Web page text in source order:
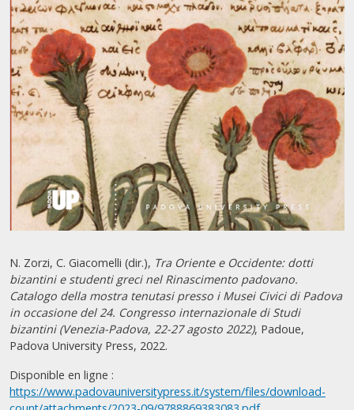
N. Zorzi, C. Giacomelli (dir.), Tra Oriente e Occidente: dotti
bizantini e studenti greci nel Rinascimento padovano.
Catalogo della mostra tenutasi presso i Musei Civici di Padova
in occasione del 24. Congresso internazionale di Studi
bizantini (Venezia-Padova, 22-27 agosto 2022), Padoue,
Padova University Press, 2022.
Disponible en ligne :
https://www.padovauniversitypress.it/system/files/download-